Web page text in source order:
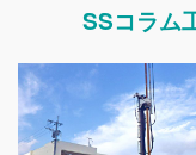
SSコラム